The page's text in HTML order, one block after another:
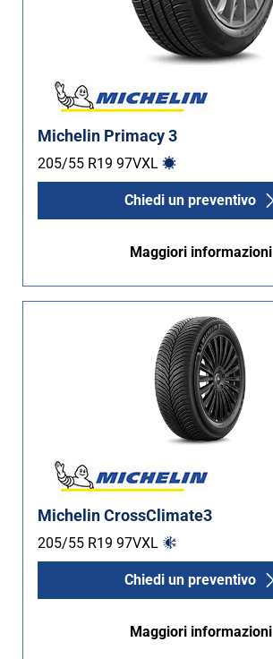
Michelin Primacy 3
205/55 R19 97VXL
Chiedi un preventivo
Maggiori informazioni
Michelin CrossClimate3
205/55 R19 97VXL
Chiedi un preventivo
Maggiori informazioni